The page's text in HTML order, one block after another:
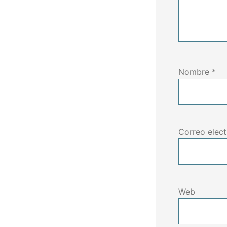
Nombre *
Correo
Web